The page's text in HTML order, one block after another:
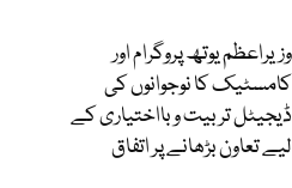
وزیراعظم یوتھ پروگرام اور
کامسٹیک کا نوجوانوں کی
ڈیجیٹل تربیت و بااختیاری کے
لیے تعاون بڑھانے پر اتفاق